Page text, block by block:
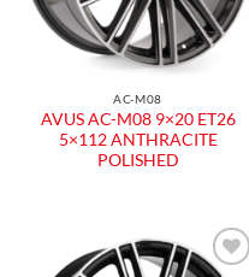
AC-M08
AVUS AC-M08 9×20 ET26
5×112 ANTHRACITE
POLISHED